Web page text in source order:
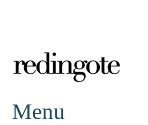
redingote.
Menu